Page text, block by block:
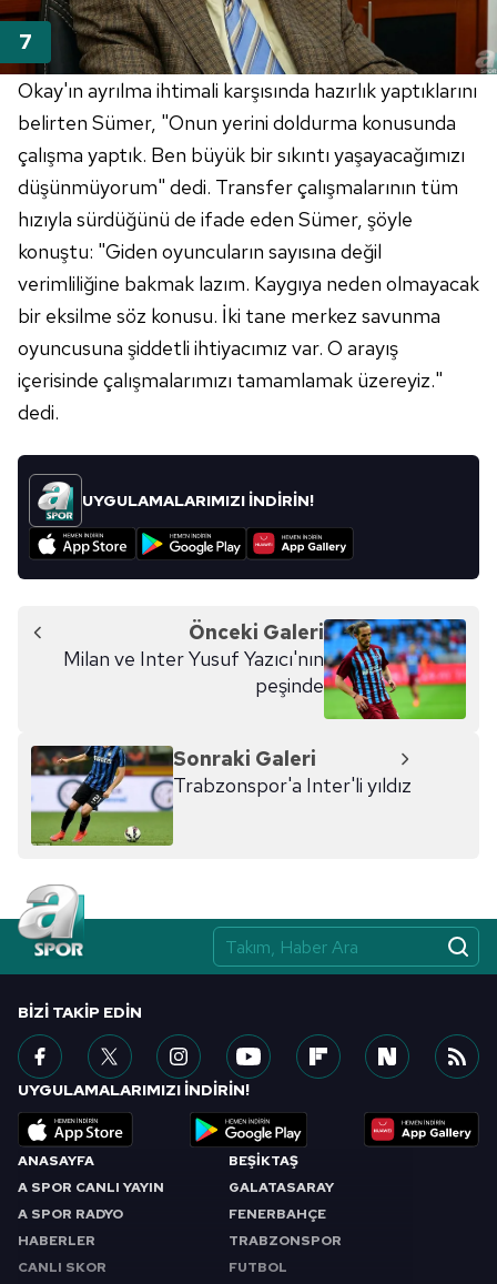
Okay'ın ayrılma ihtimali karşısında hazırlık yaptıklarını
belirten Sümer, "Onun yerini doldurma konusunda
çalışma yaptık. Ben büyük bir sıkıntı yaşayacağımızı
düşünmüyorum" dedi. Transfer çalışmalarının tüm
hızıyla sürdüğünü de ifade eden Sümer, şöyle
konuştu: "Giden oyuncuların sayısına değil
verimliliğine bakmak lazım. Kaygıya neden olmayacak
bir eksilme söz konusu. İki tane merkez savunma
oyuncusuna şiddetli ihtiyacımız var. O arayış
içerisinde çalışmalarımızı tamamlamak üzereyiz."
dedi.
UYGULAMALARIMIZI İNDİRİN!
Önceki Galeri
Milan ve Inter Yusuf Yazıcı'nın
peşinde
Sonraki Galeri
Trabzonspor'a Inter'li yıldız
ANASAYFA
A SPOR CANLI YAYIN
A SPOR RADYO
HABERLER
CANLI SKOR
BEŞİKTAŞ
GALATASARAY
FENERBAHÇE
TRABZONSPOR
FUTBOL
BIZI TAKIP EDIN
UYGULAMALARIMIZI İNDİRİN!